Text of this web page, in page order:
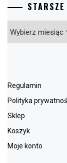
Archive
Regulamin
Polityka
Sklep
Koszyk
Moje konto